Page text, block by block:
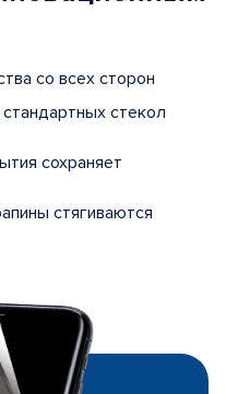
со всех сторон
стекол
сохраняет
стягиваются